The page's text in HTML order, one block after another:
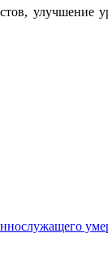
улучшение